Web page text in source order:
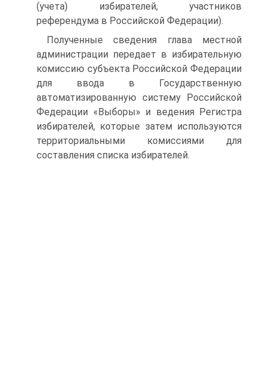
(учета) избирателей, участников
референдума в Российской Федерации).
Полученные сведения глава местной
администрации передает в избирательную
комиссию субъекта Российской Федерации
для ввода в Государственную
автоматизированную систему Российской
Федерации «Выборы» и ведения Регистра
избирателей, которые затем используются
территориальными комиссиями для
составления списка избирателей.